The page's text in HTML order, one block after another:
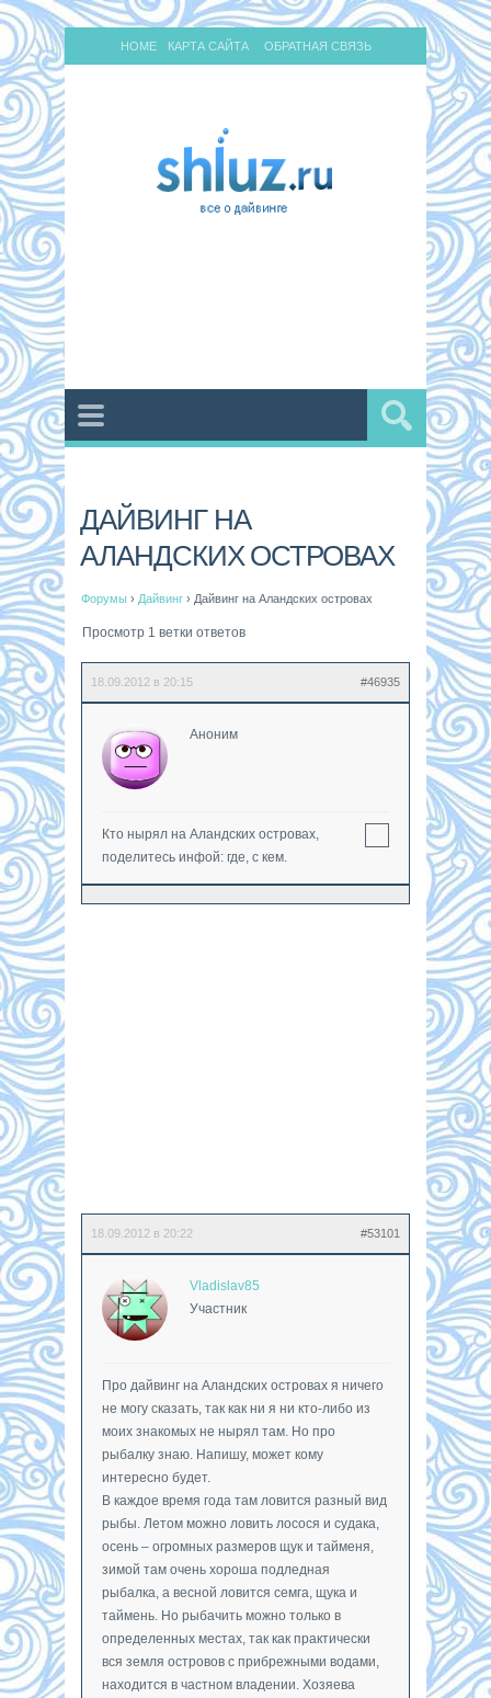
HOME КАРТА САЙТА ОБРАТНАЯ СВЯЗЬ
ДАЙВИНГ НА
АЛАНДСКИХ ОСТРОВАХ
Форумы › Дайвинг › Дайвинг на Аландских островах
Просмотр 1 ветки ответов
18.09.2012 в 20:15 #46935
Аноним
Кто нырял на Аландских островах,
поделитесь инфой: где, с кем.
18.09.2012 в 20:22 #53101
Vladislav85
Участник
Про дайвинг на Аландских островах я ничего
не могу сказать, так как ни я ни кто-либо из
моих знакомых не нырял там. Но про
рыбалку знаю. Напишу, может кому
интересно будет.
В каждое время года там ловится разный вид
рыбы. Летом можно ловить лосося и судака,
осень – огромных размеров щук и тайменя,
зимой там очень хороша подледная
рыбалка, а весной ловится семга, щука и
таймень. Но рыбачить можно только в
определенных местах, так как практически
вся земля островов с прибрежными водами,
находится в частном владении. Хозяева